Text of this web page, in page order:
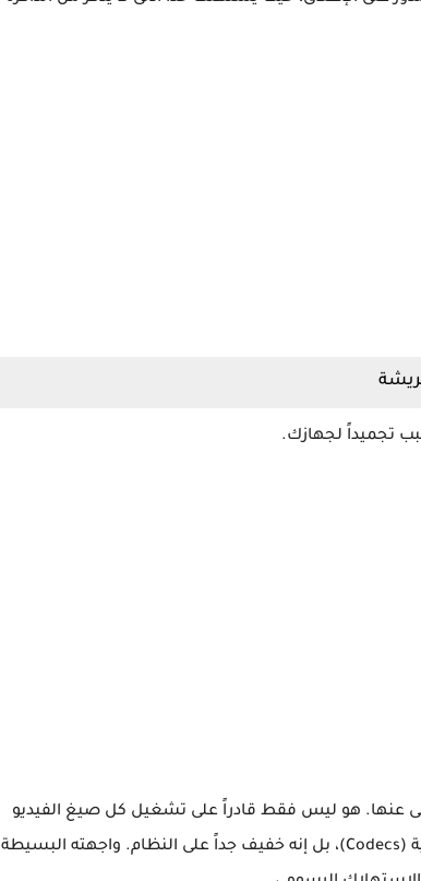
تجميداً لجهازك.
عنها. هو ليس فقط قادراً على تشغيل كل صيغ الفيديو
والصوت تقريباً دون الحاجة لتحميل أكواد إضافية (Codecs)، بل إنه خفيف جداً على النظام. واجهته البسيطة